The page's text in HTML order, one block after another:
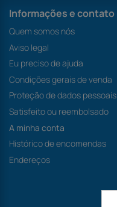
Informações e contato
Quem somos nós
Aviso legal
Eu preciso de ajuda
Condições gerais de venda
Proteção de dados pessoais
Satisfeito ou reembolsado
A minha conta
Histórico de encomendas
Endereços